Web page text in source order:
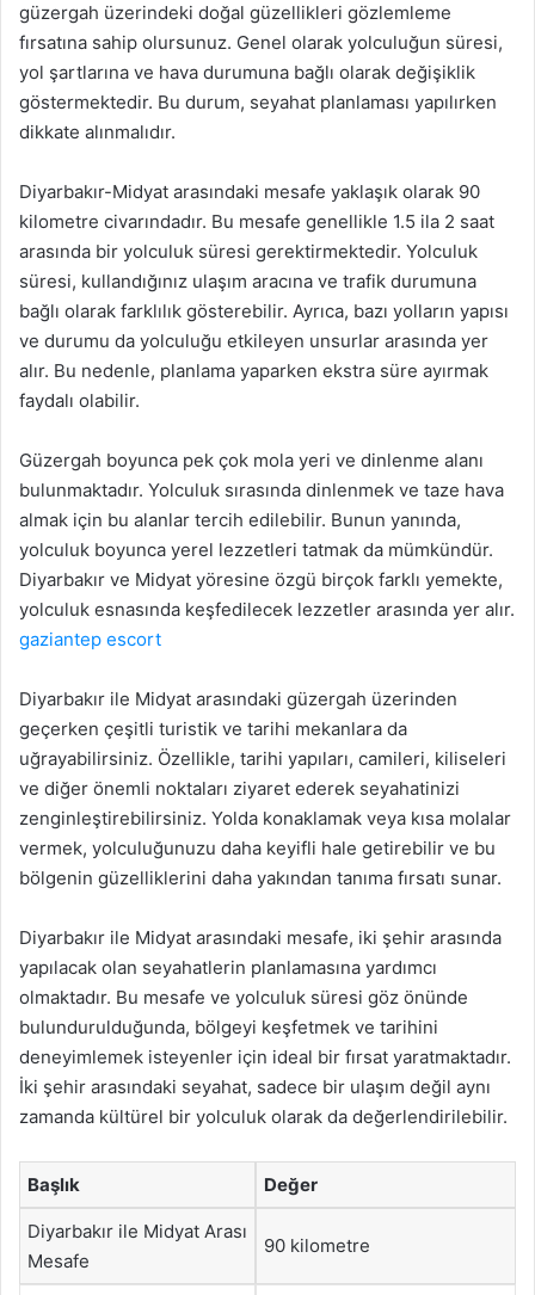
güzergah üzerindeki doğal güzellikleri gözlemleme
fırsatına sahip olursunuz. Genel olarak yolculuğun süresi,
yol şartlarına ve hava durumuna bağlı olarak değişiklik
göstermektedir. Bu durum, seyahat planlaması yapılırken
dikkate alınmalıdır.
Diyarbakır-Midyat arasındaki mesafe yaklaşık olarak 90
kilometre civarındadır. Bu mesafe genellikle 1.5 ila 2 saat
arasında bir yolculuk süresi gerektirmektedir. Yolculuk
süresi, kullandığınız ulaşım aracına ve trafik durumuna
bağlı olarak farklılık gösterebilir. Ayrıca, bazı yolların yapısı
ve durumu da yolculuğu etkileyen unsurlar arasında yer
alır. Bu nedenle, planlama yaparken ekstra süre ayırmak
faydalı olabilir.
Güzergah boyunca pek çok mola yeri ve dinlenme alanı
bulunmaktadır. Yolculuk sırasında dinlenmek ve taze hava
almak için bu alanlar tercih edilebilir. Bunun yanında,
yolculuk boyunca yerel lezzetleri tatmak da mümkündür.
Diyarbakır ve Midyat yöresine özgü birçok farklı yemekte,
yolculuk esnasında keşfedilecek lezzetler arasında yer alır.
gaziantep escort
Diyarbakır ile Midyat arasındaki güzergah üzerinden
geçerken çeşitli turistik ve tarihi mekanlara da
uğrayabilirsiniz. Özellikle, tarihi yapıları, camileri, kiliseleri
ve diğer önemli noktaları ziyaret ederek seyahatinizi
zenginleştirebilirsiniz. Yolda konaklamak veya kısa molalar
vermek, yolculuğunuzu daha keyifli hale getirebilir ve bu
bölgenin güzelliklerini daha yakından tanıma fırsatı sunar.
Diyarbakır ile Midyat arasındaki mesafe, iki şehir arasında
yapılacak olan seyahatlerin planlamasına yardımcı
olmaktadır. Bu mesafe ve yolculuk süresi göz önünde
bulundurulduğunda, bölgeyi keşfetmek ve tarihini
deneyimlemek isteyenler için ideal bir fırsat yaratmaktadır.
İki şehir arasındaki seyahat, sadece bir ulaşım değil aynı
zamanda kültürel bir yolculuk olarak da değerlendirilebilir.
Başlık Değer
Diyarbakır ile Midyat Arası
Mesafe
90 kilometre